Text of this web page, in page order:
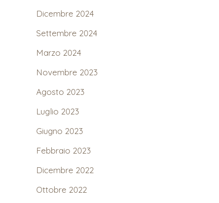
Dicembre 2024
Settembre 2024
Marzo 2024
Novembre 2023
Agosto 2023
Luglio 2023
Giugno 2023
Febbraio 2023
Dicembre 2022
Ottobre 2022